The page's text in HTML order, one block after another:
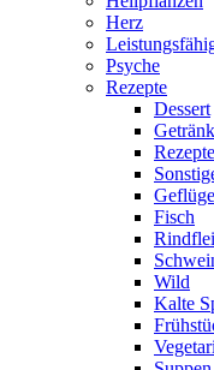
Herz
Psyche
Rezepte
Dessert
Fisch
Wild
Kalte